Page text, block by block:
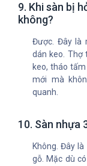
9. Khi sàn bị
không?
Được. Đây là
dán keo. Thợ
keo, tháo
mới mà
quanh.
10. Sàn nhựa
Không. Đây là
gỗ. Mặc dù